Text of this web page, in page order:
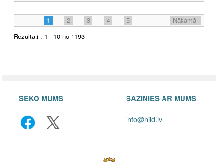
1 2 3 4 5
Nākamā
Rezultāti : 1 - 10 no 1193
SEKO MUMS SAZINIES AR MUMS
info@niid.lv